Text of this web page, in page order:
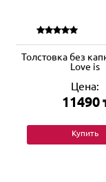
Толстовка без
Love is
Цена:
11490
Купить